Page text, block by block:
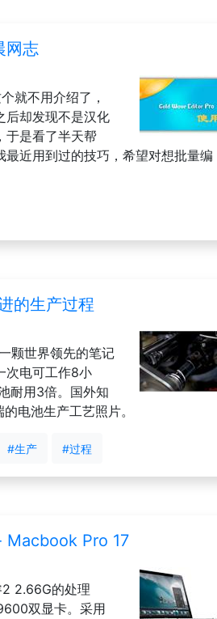
网志
就不用介绍了，
后却发现不是汉化
于是看了半天帮
近用到过的技巧，希望对想批量编
的生产过程
颗世界领先的笔记
次电可工作8小
耐用3倍。国外知
电池生产工艺照片。
#生产 #过程
Macbook Pro 17
2.66G的处理
双显卡。采用